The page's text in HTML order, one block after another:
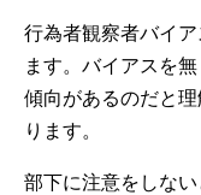
行為者観察者バイ
ます。バイアスを
傾向があるのだと
ります。
部下に注意をしな